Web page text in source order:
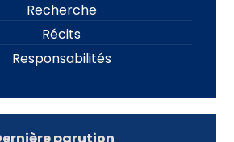
Recherche
Récits
Responsabilités